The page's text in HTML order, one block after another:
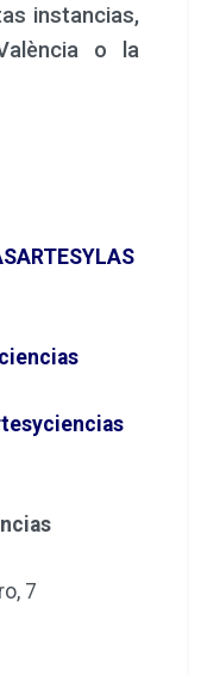
instancias,
o la
7